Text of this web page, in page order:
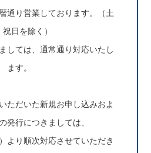
通り営業しております。（土
祝日を除く）
しては、通常通り対応いたし
ます。
ただいた新規お申し込みおよ
発行につきましては、
より順次対応させていただき